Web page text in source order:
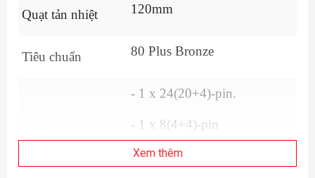
Quạt tản nhiệt 120mm
Tiêu chuẩn 80 Plus Bronze
- 1 x 24(20+4)-pin.
- 1 x 8(4+4)-pin
ATX12V/ESP12V
Xem thêm